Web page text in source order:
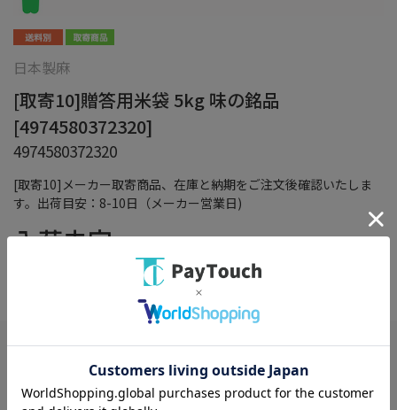
[取寄10]メーカー取寄商品、在庫と納期をご注文後確認いたしま
す。出荷目安：8-10日（メーカー営業日)
日本製麻
[取寄10]贈答用米袋 5kg 味の銘品
[4974580372320]
4974580372320
入荷未定
在庫がありません